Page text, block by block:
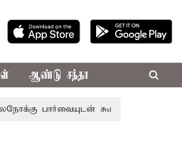
ஆண்டு சந்தா
கூடிய வேளாண் பட்ஜெட்: